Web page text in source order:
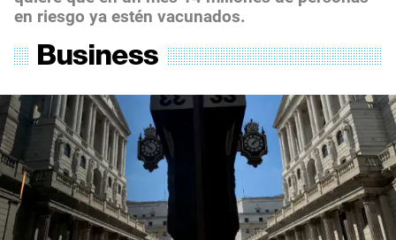
en riesgo ya estén vacunados.